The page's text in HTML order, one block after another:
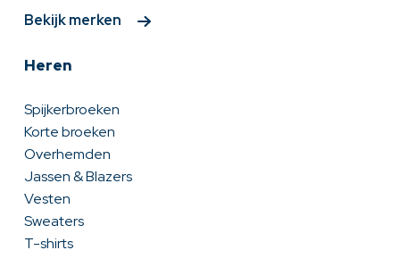
Bekijk merken
Heren
Spijkerbroeken
Korte broeken
Overhemden
Jassen & Blazers
Vesten
Sweaters
T-shirts